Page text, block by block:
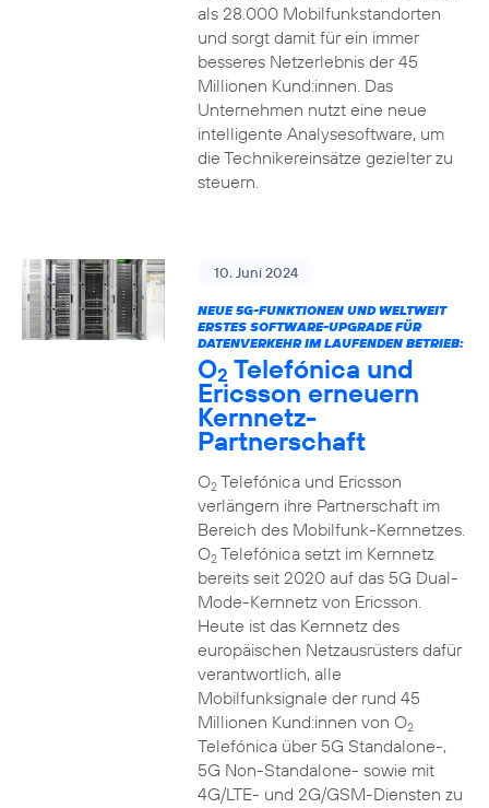
als 28.000 Mobilfunkstandorten
und sorgt damit für ein immer
besseres Netzerlebnis der 45
Millionen Kund:innen. Das
Unternehmen nutzt eine neue
intelligente Analysesoftware, um
die Technikereinsätze gezielter zu
steuern.
10. Juni 2024
NEUE 5G-FUNKTIONEN UND WELTWEIT
ERSTES SOFTWARE-UPGRADE FÜR
DATENVERKEHR IM LAUFENDEN BETRIEB:
O2 Telefónica und
Ericsson erneuern
Kernnetz-
Partnerschaft
O2Telefónica und Ericsson
verlängern ihre Partnerschaft im
Bereich des Mobilfunk-Kernnetzes.
O2Telefónica setzt im Kernnetz
bereits seit 2020 auf das 5G Dual-
Mode-Kernnetz von Ericsson.
Heute ist das Kernnetz des
europäischen Netzausrüsters dafür
verantwortlich, alle
Mobilfunksignale der rund 45
Millionen Kund:innen von O2
Telefónica über 5G Standalone-,
5G Non-Standalone- sowie mit
4G/LTE- und 2G/GSM-Diensten zu